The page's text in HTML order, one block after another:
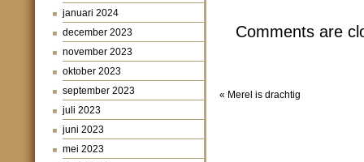
januari 2024
december 2023
november 2023
oktober 2023
september 2023
juli 2023
juni 2023
mei 2023
Comments are
« Merel is drachtig